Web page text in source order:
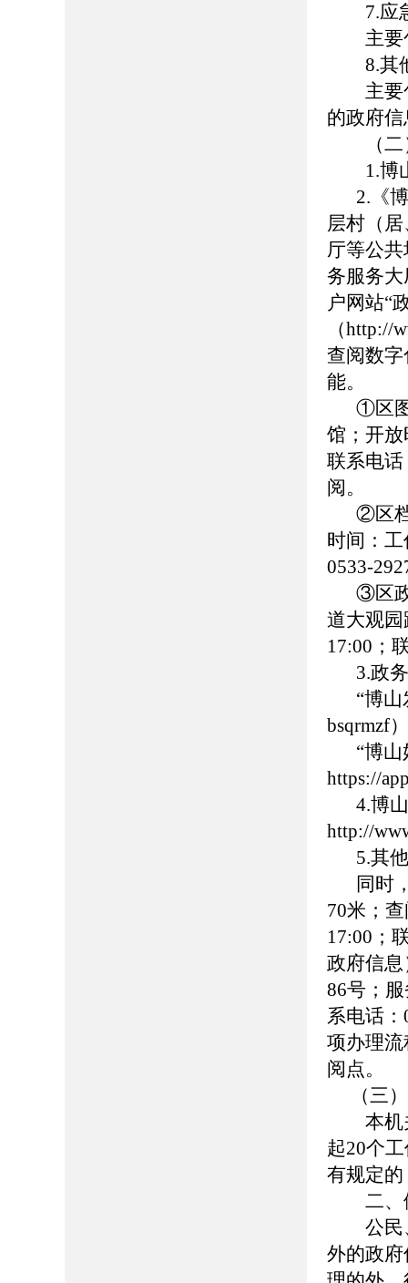
7.应
主要包
8.其
主要包
的政府
（二
1.博山
2.《
层村（
厅等公
务服务
户网站“
（http://
查阅数
能。
①区
馆；开
联系电话
阅。
②区
时间：
0533-
③区
道大观
17:00；
3.政
“博
bsqrmzf
“博
https://
4.博
http://
5.其
同时
70米；
17:00；
政府信
86号；
系电话
项办理
阅点。
（三）
本机关
起20个
有规定
二、
公民、
外的政